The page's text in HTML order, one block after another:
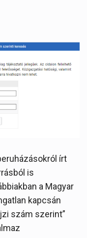
írt
is
a Magyar
kapcsán
szám szerint”